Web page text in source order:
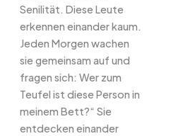
Senilität. Diese Leute
erkennen einander kaum.
Jeden Morgen wachen
sie gemeinsam auf und
fragen sich: Wer zum
Teufel ist diese Person in
meinem Bett?“ Sie
entdecken einander